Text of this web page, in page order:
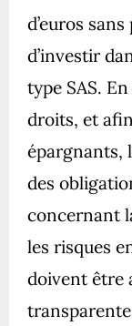
d’euros
d’investir
type SAS.
droits, et
épargnants,
des
concernant
les risques
doivent être